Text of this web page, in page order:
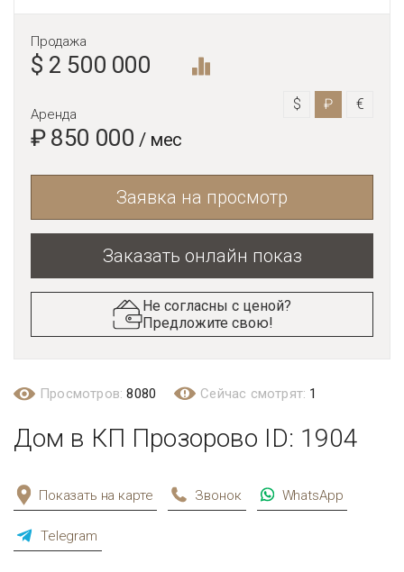
Продажа
$ 2 500 000
Аренда
₽ 850 000 / мес
$ ₽ €
Заявка на просмотр
Заказать онлайн показ
Не согласны с ценой?
Предложите свою!
Просмотров:8080 Сейчас смотрят: 1
Дом в КП Прозорово ID: 1904
Показать на карте Звонок WhatsApp
Telegram